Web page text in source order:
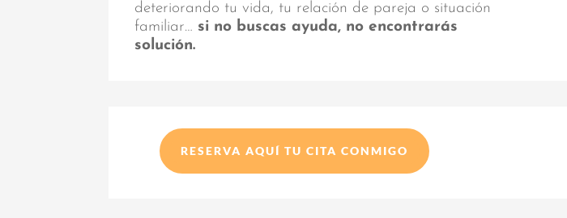
deteriorando tu vida, tu relación de pareja o situación
familiar… si no buscas ayuda, no encontrarás
solución.
RESERVA AQUÍ TU CITA CONMIGO